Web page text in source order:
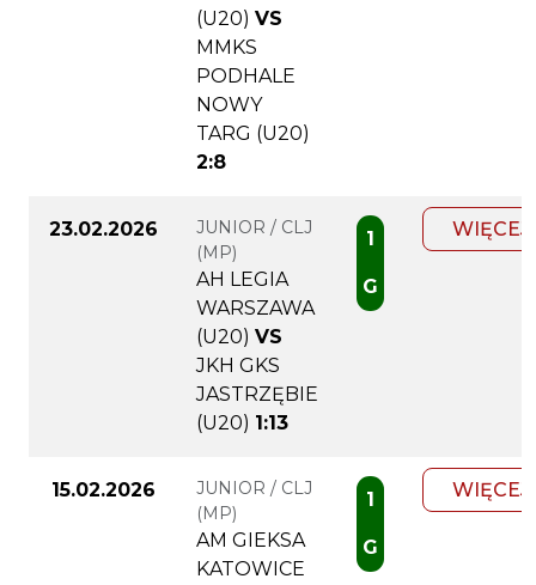
(U20) VS
MMKS
PODHALE
NOWY
TARG (U20)
2:8
23.02.2026
JUNIOR / CLJ
(MP)
AH LEGIA
WARSZAWA
(U20) VS
JKH GKS
JASTRZĘBIE
(U20) 1:13
1
G
WIĘCEJ
15.02.2026
JUNIOR / CLJ
(MP)
AM GIEKSA
KATOWICE
1
G
WIĘCEJ